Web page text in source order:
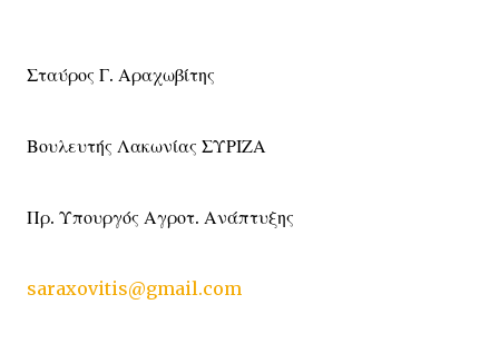
Σταύρος Γ. Αραχωβίτης
Βουλευτής Λακωνίας ΣΥΡΙΖΑ
Πρ. Υπουργός Αγροτ. Ανάπτυξης
saraxovitis@gmail.com